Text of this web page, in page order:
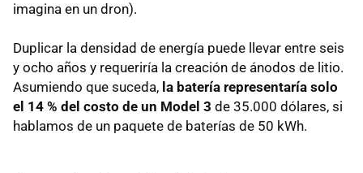
imagina en un dron).
Duplicar la densidad de energía puede llevar entre seis
y ocho años y requeriría la creación de ánodos de litio.
Asumiendo que suceda, la batería representaría solo
el 14 % del costo de un Model 3 de 35.000 dólares, si
hablamos de un paquete de baterías de 50 kWh.